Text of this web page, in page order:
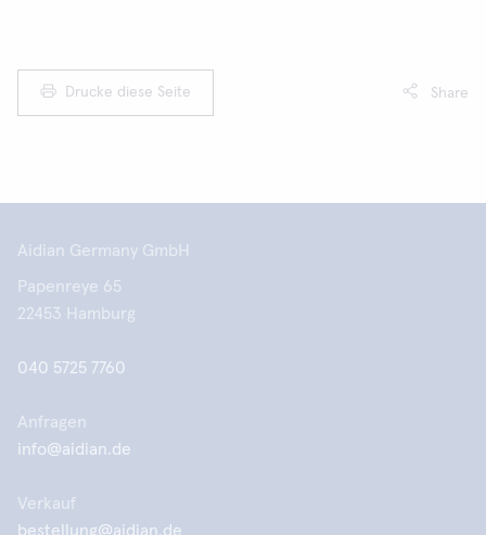
Drucke diese Seite Share
Aidian Germany GmbH
Papenreye 65
22453 Hamburg
040 5725 7760
Anfragen
info@aidian.de
Verkauf
bestellung@aidian.de